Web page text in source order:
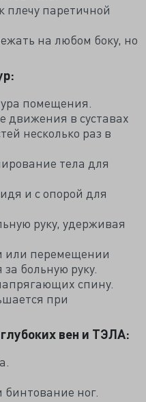
плечу паретичной
на любом боку, но
помещения.
в суставах
несколько раз в
тела для
и с опорой для
руку, удерживая
или перемещении
больную руку.
спину.
при
вен и ТЭЛА:
ног.